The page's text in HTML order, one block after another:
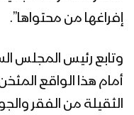
إفراغها من محتواها”.
وتابع رئيس المجلس
أمام هذا الواقع
الثقيلة من الفقر